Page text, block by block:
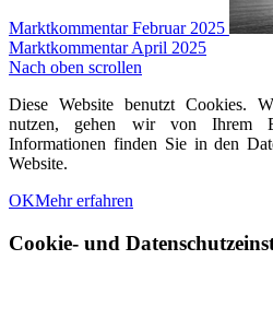
Marktkommentar Februar 2025
Marktkommentar April 2025
Nach oben scrollen
Diese Website benutzt Cookies.
nutzen, gehen wir von Ihrem
Informationen finden Sie in den
Website.
OKMehr erfahren
Cookie- und